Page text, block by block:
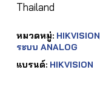
Thailand
หมวดหมู่: HIKVISION
ระบบ ANALOG
แบรนด์: HIKVISION